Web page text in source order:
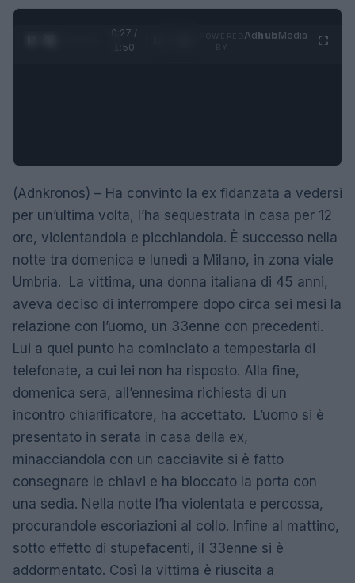
0:28 /
1:50
AdhubMedia
(Adnkronos) – Ha convinto la ex fidanzata a vedersi
per un’ultima volta, l’ha sequestrata in casa per 12
ore, violentandola e picchiandola. È successo nella
notte tra domenica e lunedì a Milano, in zona viale
Umbria. La vittima, una donna italiana di 45 anni,
aveva deciso di interrompere dopo circa sei mesi la
relazione con l’uomo, un 33enne con precedenti.
Lui a quel punto ha cominciato a tempestarla di
telefonate, a cui lei non ha risposto. Alla fine,
domenica sera, all’ennesima richiesta di un
incontro chiarificatore, ha accettato. L’uomo si è
presentato in serata in casa della ex,
minacciandola con un cacciavite si è fatto
consegnare le chiavi e ha bloccato la porta con
una sedia. Nella notte l’ha violentata e percossa,
procurandole escoriazioni al collo. Infine al mattino,
sotto effetto di stupefacenti, il 33enne si è
addormentato. Così la vittima è riuscita a